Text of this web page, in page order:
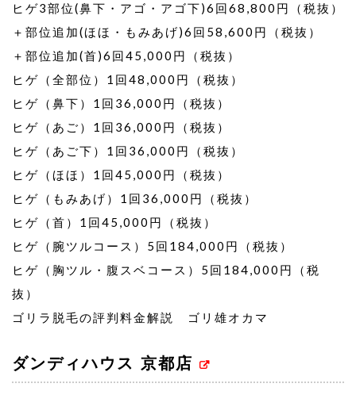
ヒゲ3部位(鼻下・アゴ・アゴ下)6回68,800円（税抜）
＋部位追加(ほほ・もみあげ)6回58,600円（税抜）
＋部位追加(首)6回45,000円（税抜）
ヒゲ（全部位）1回48,000円（税抜）
ヒゲ（鼻下）1回36,000円（税抜）
ヒゲ（あご）1回36,000円（税抜）
ヒゲ（あご下）1回36,000円（税抜）
ヒゲ（ほほ）1回45,000円（税抜）
ヒゲ（もみあげ）1回36,000円（税抜）
ヒゲ（首）1回45,000円（税抜）
ヒゲ（腕ツルコース）5回184,000円（税抜）
ヒゲ（胸ツル・腹スベコース）5回184,000円（税
抜）
ゴリラ脱毛の評判料金解説 ゴリ雄オカマ
ダンディハウス 京都店